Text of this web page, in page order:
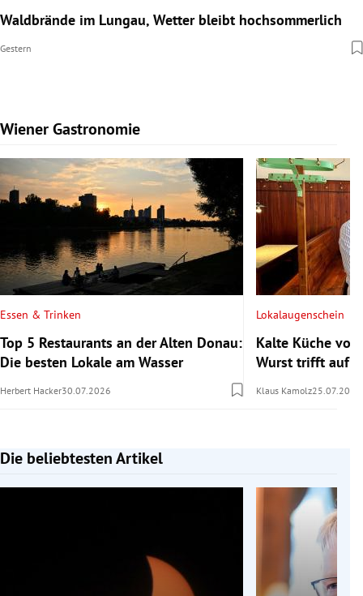
Waldbrände im Lungau, Wetter bleibt hochsommerlich
Gestern
Wiener Gastronomie
Slide 1 von 15
Essen & Trinken
Top 5 Restaurants an der Alten Donau:
Die besten Lokale am Wasser
Herbert Hacker30.07.2026
Lokalaugenschein
Kalte Küche
Wurst trifft auf
Klaus Kamolz25.07.2026
Die beliebtesten Artikel
Slide 1 von 7